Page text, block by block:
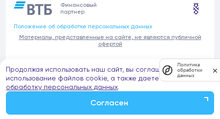
Финансовый
партнер
Положение об обработке персональных данных
Материалы, представленные на сайте, не являются публичной
офертой
В связи с участившимися случаями предложений частных услуг от
имени компании Донстрой (проведения ремонтов, продажи
отделочных материалов и т.п.), обращаем внимание на то, что
компания Донстрой не оказывает таких услуг, не имеет
представительств такого профиля и не обращается к частным
Продолжая использовать наш сайт, вы соглашаетесь на
использование файлов cookie, а также даете согласие на
обработку персональных данных.
Согласен
Политика
обработки
данных